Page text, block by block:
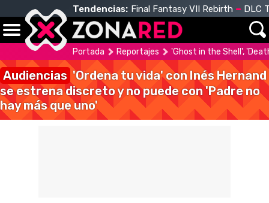
Tendencias: Final Fantasy VII Rebirth DLC
Portada Reportajes 'Ghost in the Shell',
Audiencias 'Ordena tu vida' con Inés Hernand
se estrena discreto y no puede con 'Padre no
hay más que uno'